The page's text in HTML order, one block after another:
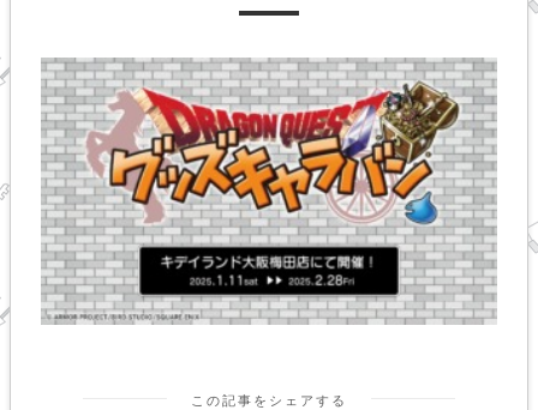
この記事をシェアする